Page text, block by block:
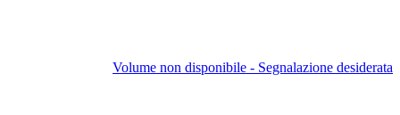
Volume non disponibile - Segnalazione desiderata